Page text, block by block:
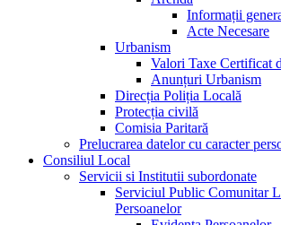
Informații
Acte Necesare
Urbanism
Valori Taxe Certificat
Anunțuri Urbanism
Direcția Poliția Locală
Protecția civilă
Comisia Paritară
Prelucrarea datelor cu caracter
Consiliul Local
Servicii si Institutii subordonate
Serviciul Public Comunitar
Persoanelor